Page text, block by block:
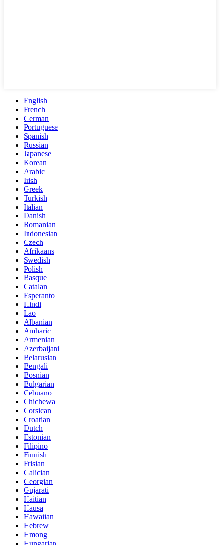
English
French
German
Portuguese
Spanish
Russian
Japanese
Korean
Arabic
Irish
Greek
Turkish
Italian
Danish
Romanian
Indonesian
Czech
Afrikaans
Swedish
Polish
Basque
Catalan
Esperanto
Hindi
Lao
Albanian
Amharic
Armenian
Azerbaijani
Belarusian
Bengali
Bosnian
Bulgarian
Cebuano
Chichewa
Corsican
Croatian
Dutch
Estonian
Filipino
Finnish
Frisian
Galician
Georgian
Gujarati
Haitian
Hausa
Hawaiian
Hebrew
Hmong
Hungarian